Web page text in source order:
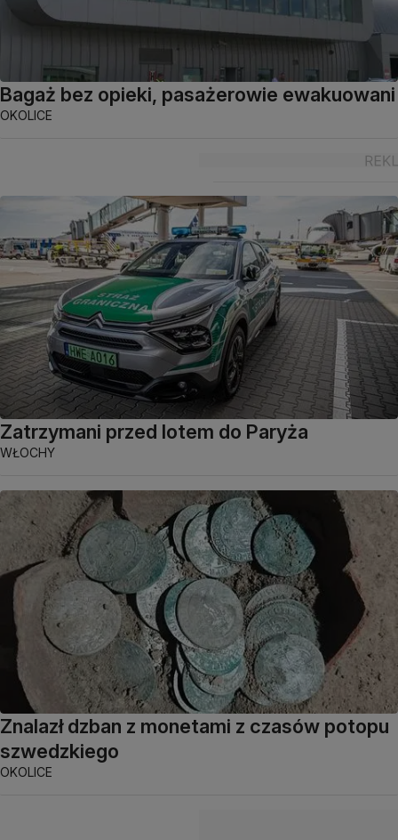
Bagaż bez opieki, pasażerowie ewakuowani
OKOLICE
Zatrzymani przed lotem do Paryża
WŁOCHY
Znalazł dzban z monetami z czasów potopu
szwedzkiego
OKOLICE